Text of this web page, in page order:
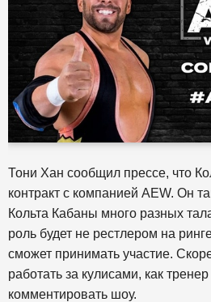
Тони Хан сообщил прессе, что
контракт с компанией AEW. Он
Кольта Кабаны много разных
роль будет не рестлером на
сможет принимать участие.
работать за кулисами, как
комментировать шоу.